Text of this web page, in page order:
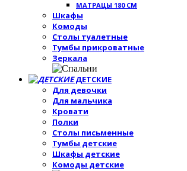
МАТРАЦЫ 180 СМ
Шкафы
Комоды
Столы туалетные
Тумбы прикроватные
Зеркала
ДЕТСКИЕ
Для девочки
Для мальчика
Кровати
Полки
Столы письменные
Тумбы детские
Шкафы детские
Комоды детские